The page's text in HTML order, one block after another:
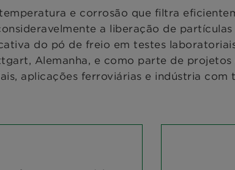
e corrosão que filtra
a liberação de
do pó de freio em testes
Alemanha, e como parte de
aplicações ferroviárias e indústria